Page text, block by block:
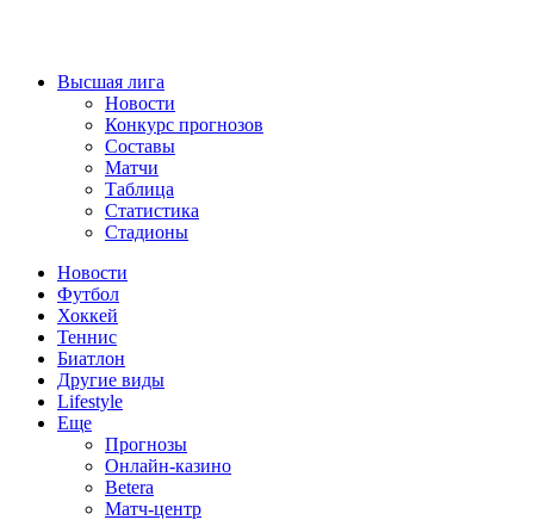
Высшая лига
Новости
Конкурс прогнозов
Составы
Матчи
Таблица
Статистика
Стадионы
Новости
Футбол
Хоккей
Теннис
Биатлон
Другие виды
Lifestyle
Еще
Прогнозы
Онлайн-казино
Betera
Матч-центр